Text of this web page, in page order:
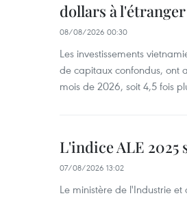
dollars à
08/08/2026 00:30
Les investissements
de capitaux confondus, ont
mois de 2026, soit 4,5 fois
L'indice ALE 2025
07/08/2026 13:02
Le ministère de l'Industrie